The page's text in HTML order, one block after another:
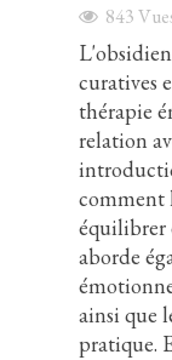
843
curatives
thérapie
relation
comment
équilibrer
aborde
ainsi que
pratique.